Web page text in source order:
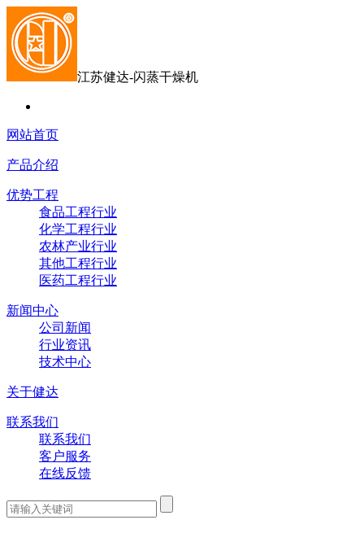
江苏健达-闪蒸干燥机
网站首页
产品介绍
优势工程
食品工程行业
化学工程行业
农林产业行业
其他工程行业
医药工程行业
新闻中心
公司新闻
行业资讯
技术中心
关于健达
联系我们
联系我们
客户服务
在线反馈